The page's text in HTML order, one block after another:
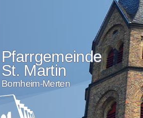
Pfarrgemeinde
St. Martin
Bornheim-Merten